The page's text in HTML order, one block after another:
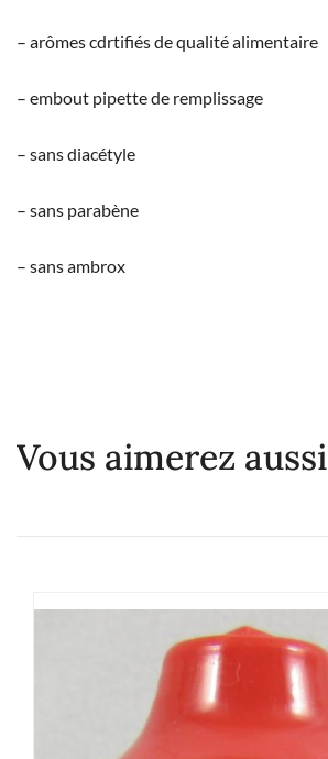
– arômes cdrtifiés de qualité alimentaire
– embout pipette de remplissage
– sans diacétyle
– sans parabène
– sans ambrox
Vous aimerez aussi